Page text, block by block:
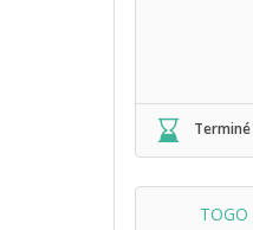
Terminé